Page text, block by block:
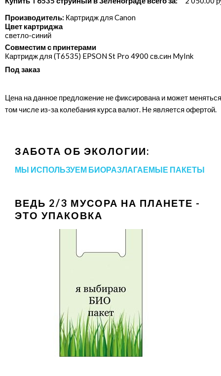
Производитель: Картридж для Canon
Цвет картриджа
светло-синий
Совместим с принтерами
Картридж для (T6535) EPSON St Pro 4900 св.син MyInk
Под заказ
Цена на данное предложение не фиксирована и может
том числе из-за колебания курса валют. Не является офертой.
ЗАБОТА ОБ ЭКОЛОГИИ:
МЫ ИСПОЛЬЗУЕМ БИОРАЗЛАГАЕМЫЕ ПАКЕТЫ
ВЕДЬ 2/3 МУСОРА НА ПЛАНЕТЕ -
ЭТО УПАКОВКА